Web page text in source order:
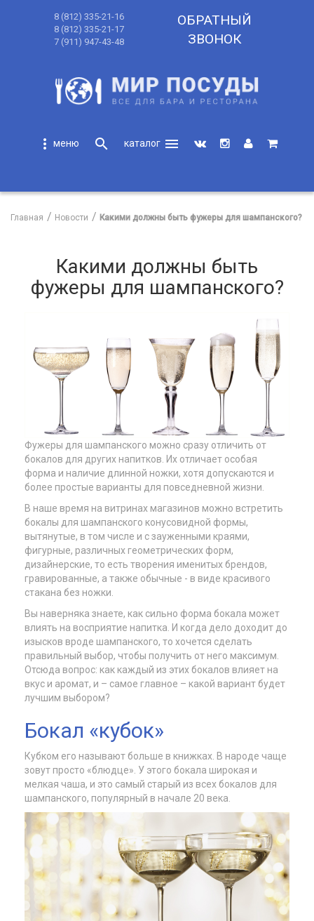
8 (812) 335-21-16
8 (812) 335-21-17
7 (911) 947-43-48
ОБРАТНЫЙ
ЗВОНОК
more_vert search
menu
Главная Новости Какими должны быть фужеры для шампанского?
Какими должны быть
фужеры для шампанского?
Фужеры для шампанского можно сразу отличить от
бокалов для других напитков. Их отличает особая
форма и наличие длинной ножки, хотя допускаются и
более простые варианты для повседневной жизни.
В наше время на витринах магазинов можно встретить
бокалы для шампанского конусовидной формы,
вытянутые, в том числе и с зауженными краями,
фигурные, различных геометрических форм,
дизайнерские, то есть творения именитых брендов,
гравированные, а также обычные - в виде красивого
стакана без ножки.
Вы наверняка знаете, как сильно форма бокала может
влиять на восприятие напитка. И когда дело доходит до
изысков вроде шампанского, то хочется сделать
правильный выбор, чтобы получить от него максимум.
Отсюда вопрос: как каждый из этих бокалов влияет на
вкус и аромат, и – самое главное – какой вариант будет
лучшим выбором?
Бокал «кубок»
Кубком его называют больше в книжках. В народе чаще
зовут просто «блюдце». У этого бокала широкая и
мелкая чаша, и это самый старый из всех бокалов для
шампанского, популярный в начале 20 века.